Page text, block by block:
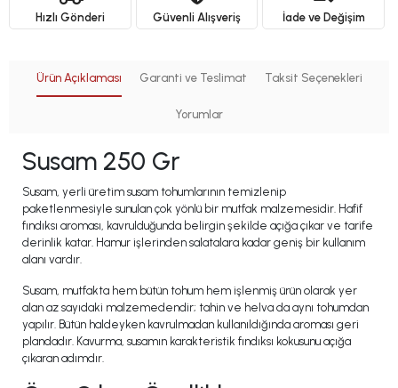
Hızlı Gönderi Güvenli Alışveriş İade ve Değişim
Ürün Açıklaması Garanti ve Teslimat Taksit Seçenekleri
Yorumlar
Susam 250 Gr
Susam, yerli üretim susam tohumlarının temizlenip
paketlenmesiyle sunulan çok yönlü bir mutfak malzemesidir. Hafif
fındıksı aroması, kavrulduğunda belirgin şekilde açığa çıkar ve tarife
derinlik katar. Hamur işlerinden salatalara kadar geniş bir kullanım
alanı vardır.
Susam, mutfakta hem bütün tohum hem işlenmiş ürün olarak yer
alan az sayıdaki malzemedendir; tahin ve helva da aynı tohumdan
yapılır. Bütün haldeyken kavrulmadan kullanıldığında aroması geri
plandadır. Kavurma, susamın karakteristik fındıksı kokusunu açığa
çıkaran adımdır.